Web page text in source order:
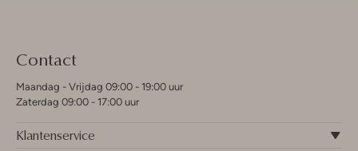
Contact
Maandag - Vrijdag 09:00 - 19:00 uur
Zaterdag 09:00 - 17:00 uur
Klantenservice